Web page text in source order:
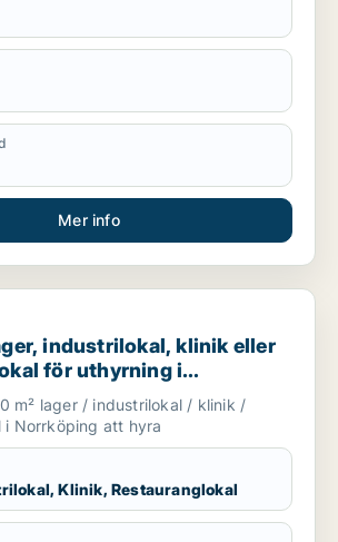
Mer info
industrilokal, klinik eller restauranglokal för
industrilokal, klinik eller
för uthyrning i
m² lager / industrilokal / klinik /
i Norrköping att hyra
Klinik, Restauranglokal